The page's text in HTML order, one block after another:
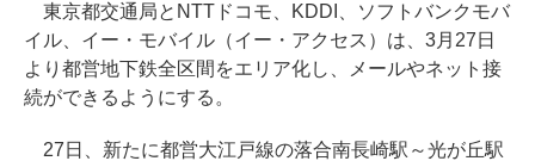
東京都交通局とNTTドコモ、KDDI、ソフトバンクモバ
イル、イー・モバイル（イー・アクセス）は、3月27日
より都営地下鉄全区間をエリア化し、メールやネット接
続ができるようにする。
27日、新たに都営大江戸線の落合南長崎駅～光が丘駅